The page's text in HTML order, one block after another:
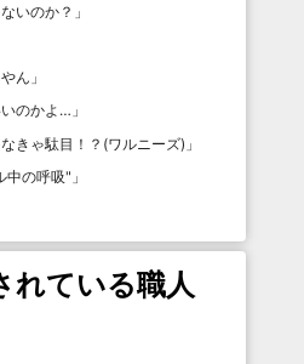
いのか？ 」
ん 」
のかよ… 」
きゃ駄目！？(ワルニーズ) 」
中の呼吸" 」
れている職人